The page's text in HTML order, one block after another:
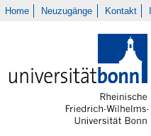
Home Neuzugänge Kontakt